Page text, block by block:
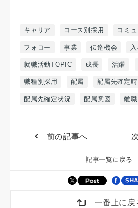
キャリア コース別採用 コミ
フォロー 事業 伝達機会
就職活動TOPIC 成長 活躍
職種別採用 配属 配属先確定時
配属先確定状況 配属意図 離
前の記事へ
記事一覧に戻る
一番上に戻